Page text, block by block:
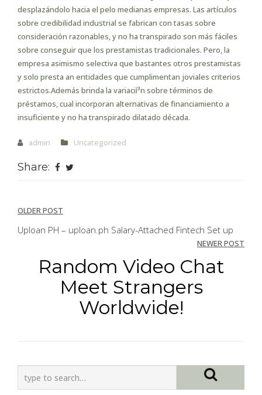
desplazándolo hacia el pelo medianas empresas. Las artículos
sobre credibilidad industrial se fabrican con tasas sobre
consideración razonables, y no ha transpirado son más fáciles
sobre conseguir que los prestamistas tradicionales. Pero, la
empresa asimismo selectiva que bastantes otros prestamistas
y solo presta an entidades que cumplimentan joviales criterios
estrictos.Además brinda la variacií³n sobre términos de
préstamos, cual incorporan alternativas de financiamiento a
insuficiente y no ha transpirado dilatado década.
admin Uncategorized
Share:
Post
navigation
OLDER POST
Uploan PH – uploan.ph Salary-Attached Fintech Set up
NEWER POST
Random Video Chat
Meet Strangers
Worldwide!